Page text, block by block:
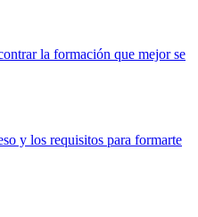
la formación que mejor se
y los requisitos para formarte